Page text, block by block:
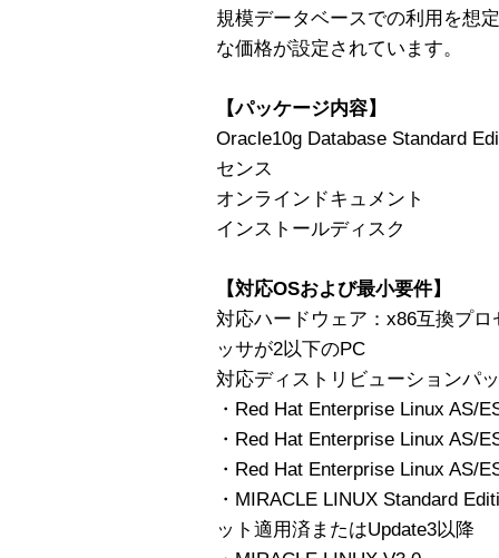
規模データベースでの利用を想
な価格が設定されています。
【パッケージ内容】
Oracle10g Database Standard
センス
オンラインドキュメント
インストールディスク
【対応OSおよび最小要件】
対応ハードウェア：x86互換プ
ッサが2以下のPC
対応ディストリビューションパ
・Red Hat Enterprise Linux AS/
・Red Hat Enterprise Linux AS/
・Red Hat Enterprise Linux AS/
・MIRACLE LINUX Standard
ット適用済またはUpdate3以降